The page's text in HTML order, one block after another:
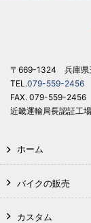
〒669-1324 兵庫県
TEL.079-559-2456
FAX. 079-559-2456
近畿運輸局長認証工
ホーム
バイクの販売
カスタム